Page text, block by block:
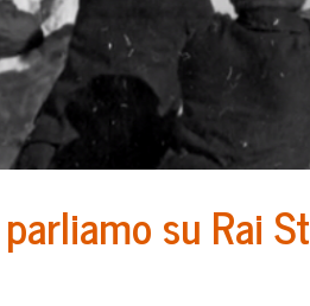
su Rai